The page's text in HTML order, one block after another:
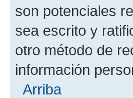
son potenciales
sea escrito y
otro método de
información
Arriba